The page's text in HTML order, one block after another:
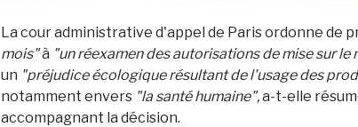
La cour administrative d'appel de Paris ordonne de
mois"à "un réexamen des autorisations de mise sur le
un "préjudice écologique résultant de l'usage des
notamment envers "la santé humaine",a-t-elle
accompagnant la décision.